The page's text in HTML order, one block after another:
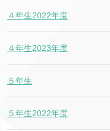
４年生2022年度
４年生2023年度
５年生
５年生2022年度